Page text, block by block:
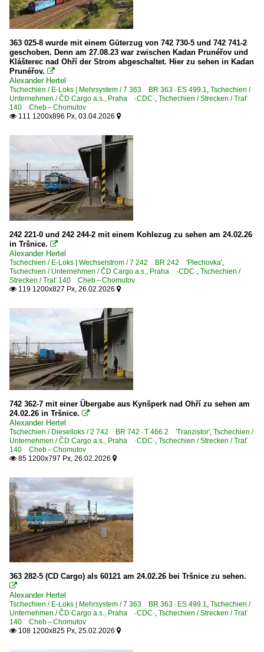
363 025-8 wurde mit einem Güterzug von 742 730-5 und 742 741-2
geschoben. Denn am 27.08.23 war zwischen Kadan Prunéřov und
Klášterec nad Ohří der Strom abgeschaltet. Hier zu sehen in Kadan
Prunéřov. 
Alexander Hertel
Tschechien / E-Loks | Mehrsystem / 7 363 BR 363 · ES 499.1, Tschechien /
Unternehmen / ČD Cargo a.s., Praha ·CDC·, Tschechien / Strecken / Trať
140 Cheb – Chomutov
 111 1200x896 Px, 03.04.2026 
242 221-0 und 242 244-2 mit einem Kohlezug zu sehen am 24.02.26
in Tršnice. 
Alexander Hertel
Tschechien / E-Loks | Wechselstrom / 7 242 BR 242 'Plechovka',
Tschechien / Unternehmen / ČD Cargo a.s., Praha ·CDC·, Tschechien /
Strecken / Trať 140 Cheb – Chomutov
 119 1200x827 Px, 26.02.2026 
742 362-7 mit einer Übergabe aus Kynšperk nad Ohří zu sehen am
24.02.26 in Tršnice. 
Alexander Hertel
Tschechien / Dieselloks / 2 742 BR 742 · T 466.2 'Tranzistor', Tschechien /
Unternehmen / ČD Cargo a.s., Praha ·CDC·, Tschechien / Strecken / Trať
140 Cheb – Chomutov
 85 1200x797 Px, 26.02.2026 
363 282-5 (CD Cargo) als 60121 am 24.02.26 bei Tršnice zu sehen.

Alexander Hertel
Tschechien / E-Loks | Mehrsystem / 7 363 BR 363 · ES 499.1, Tschechien /
Unternehmen / ČD Cargo a.s., Praha ·CDC·, Tschechien / Strecken / Trať
140 Cheb – Chomutov
 108 1200x825 Px, 25.02.2026 